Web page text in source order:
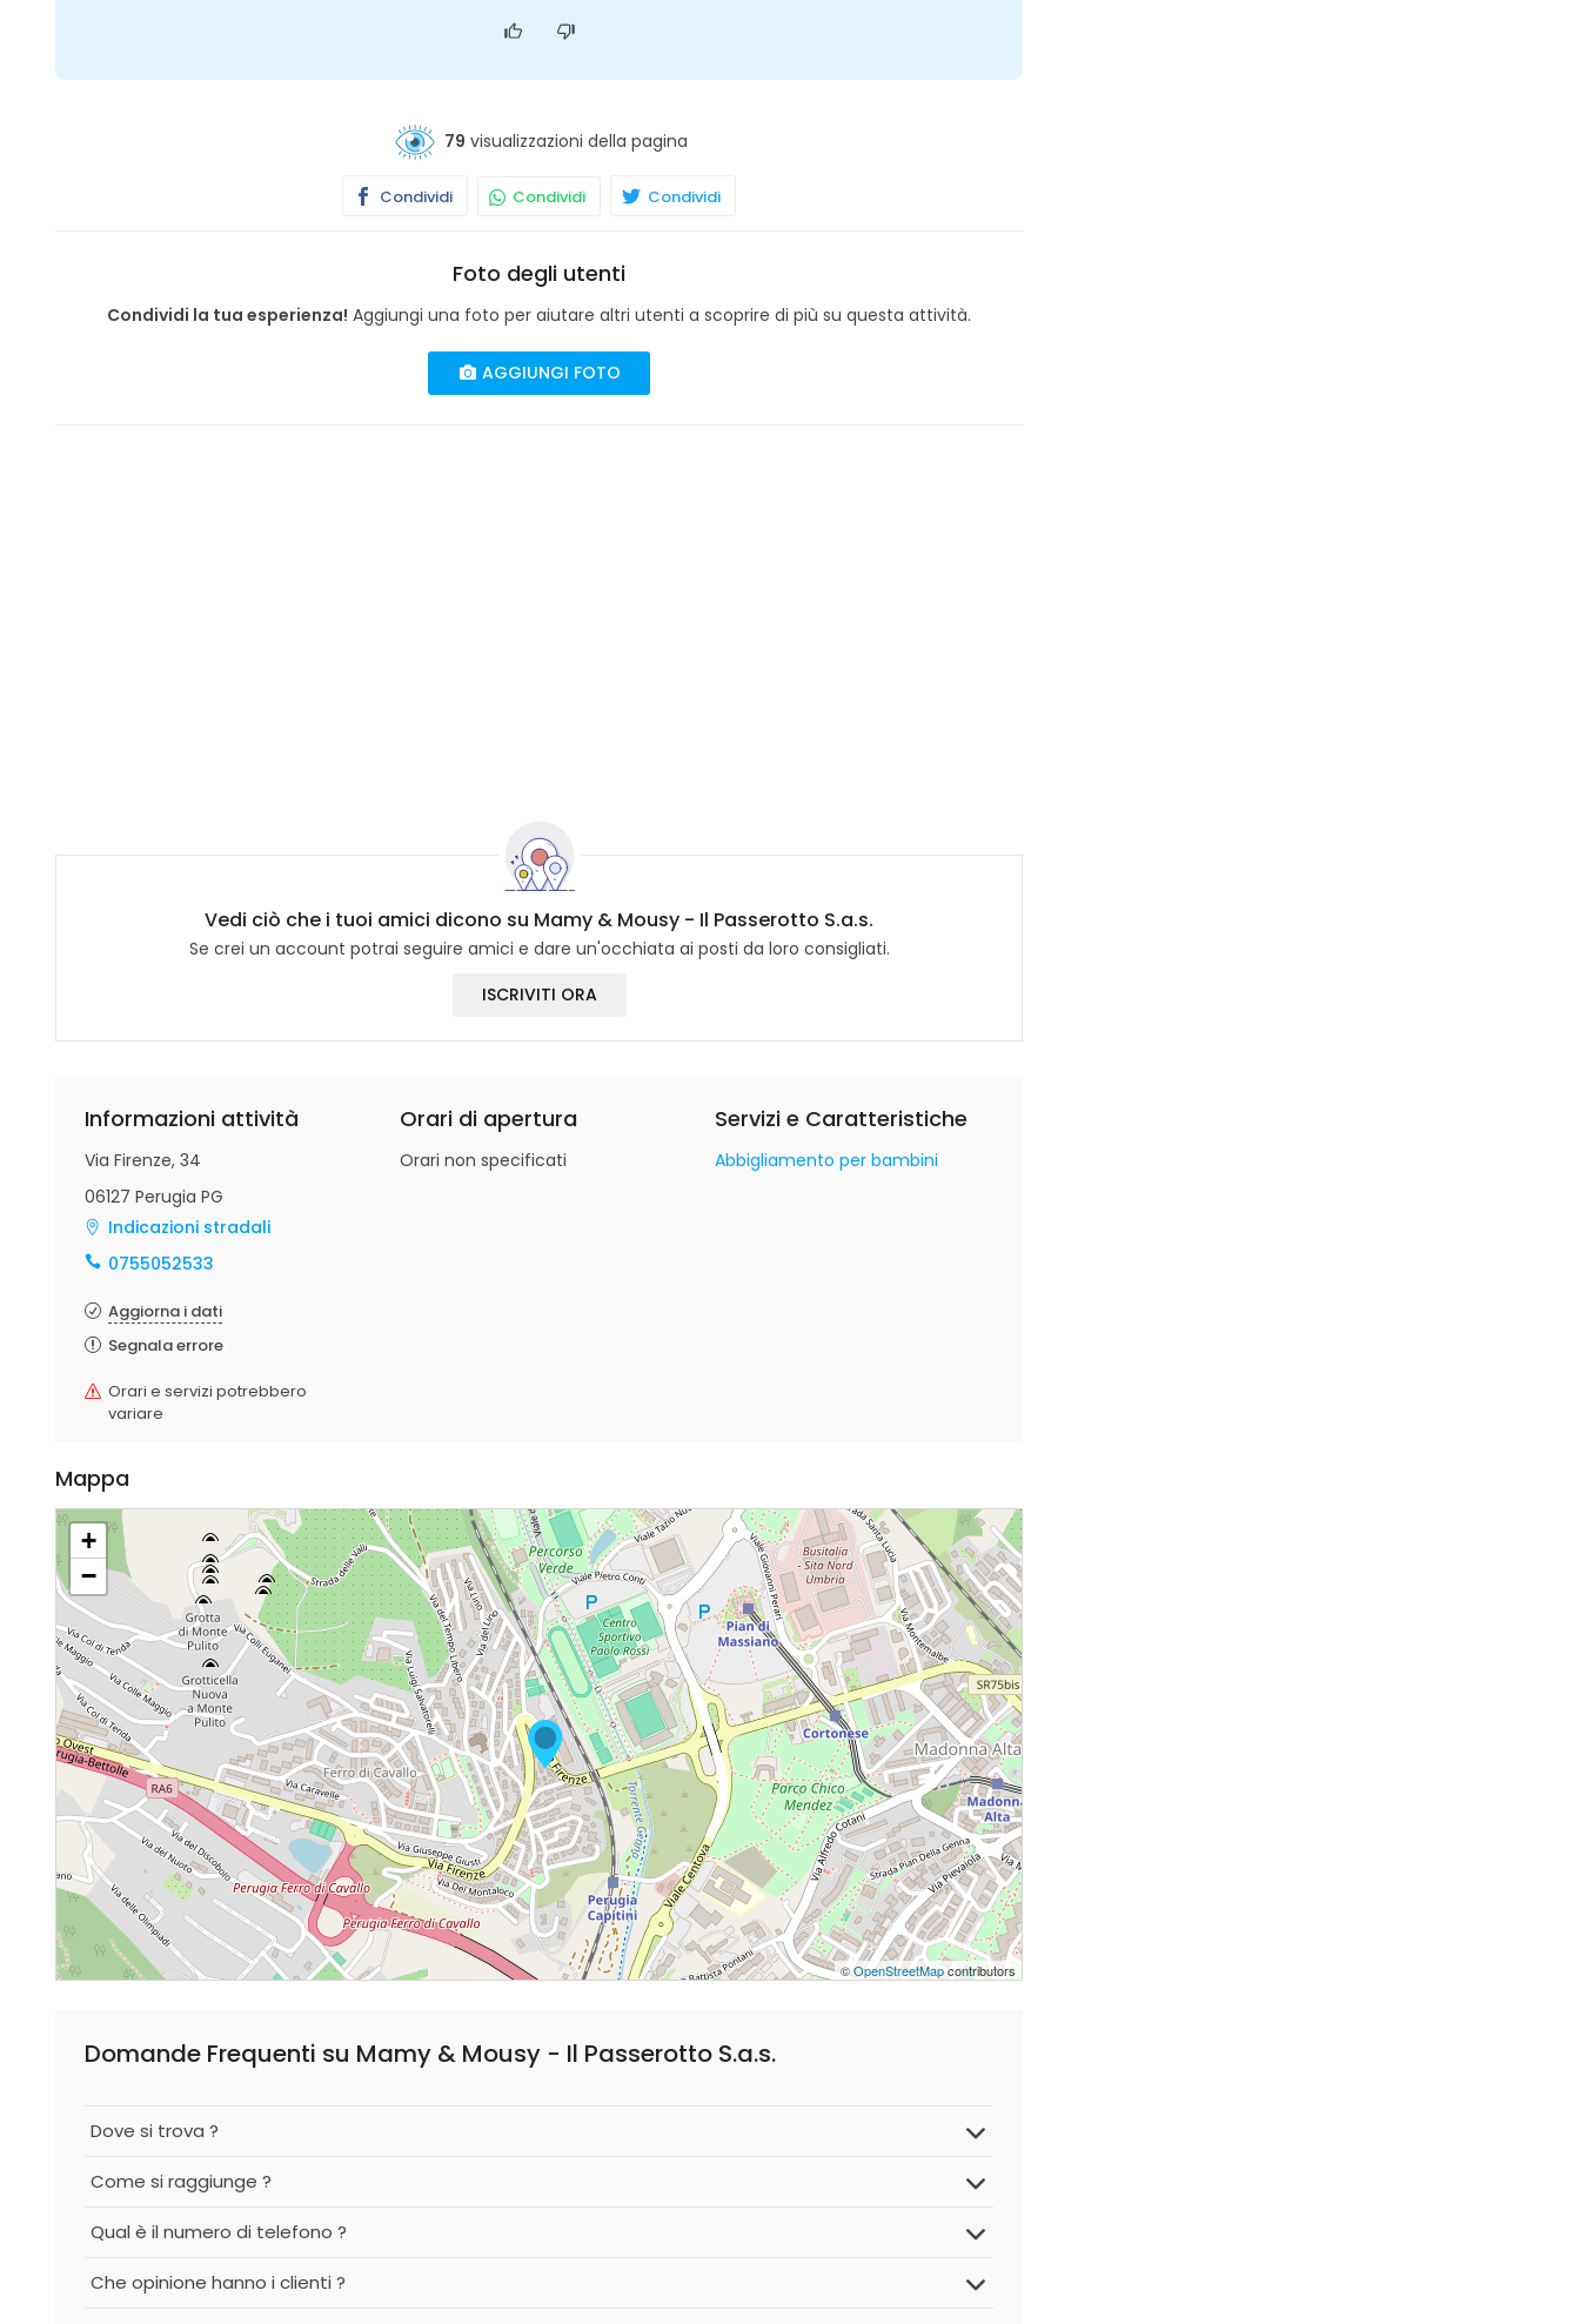
79 visualizzazioni della pagina
Condividi Condividi Condividi
Foto degli utenti
Condividi la tua esperienza! Aggiungi una foto per aiutare altri utenti a scoprire di più su questa attività.
AGGIUNGI FOTO
Vedi ciò che i tuoi amici dicono su Mamy & Mousy - Il Passerotto S.a.s.
Se crei un account potrai seguire amici e dare un'occhiata ai posti da loro consigliati.
ISCRIVITI ORA
Informazioni attività
Via Firenze, 34
06127 Perugia PG
Indicazioni stradali
0755052533
Aggiorna i dati
Segnala errore
Orari e servizi potrebbero
variare
Orari di apertura
Orari non specificati
Servizi e Caratteristiche
Abbigliamento per bambini
Mappa
+
−
©OpenStreetMapcontributors
Domande Frequenti su Mamy & Mousy - Il Passerotto S.a.s.
Dove si trova ?
Come si raggiunge ?
Qual è il numero di telefono ?
Che opinione hanno i clienti ?